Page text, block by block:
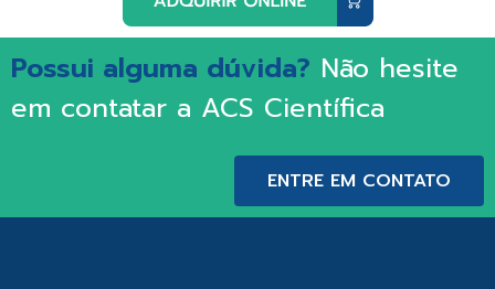
Possui alguma dúvida? Não hesite
em contatar a ACS Científica
ENTRE EM CONTATO